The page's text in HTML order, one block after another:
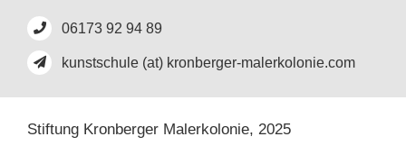
06173 92 94 89
kunstschule (at) kronberger-malerkolonie.com
Stiftung Kronberger Malerkolonie, 2025